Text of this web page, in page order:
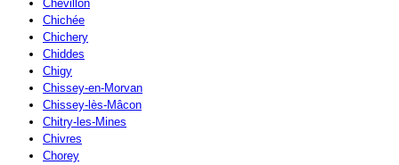
Chevillon
Chichée
Chichery
Chiddes
Chigy
Chissey-en-Morvan
Chissey-lès-Mâcon
Chitry-les-Mines
Chivres
Chorey